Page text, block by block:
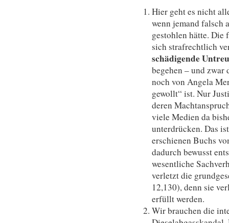
Hier geht es nicht
wenn jemand falsch
gestohlen hätte. Die
sich strafrechtlich
schädigende
begehen – und zwar
noch von Angela
gewollt“ ist. Nur
deren
viele Medien da
unterdrücken. Das
erschienen Buchs
dadurch bewusst
wesentliche
verletzt die
12,130), denn sie
erfüllt werden.
Wir brauchen die